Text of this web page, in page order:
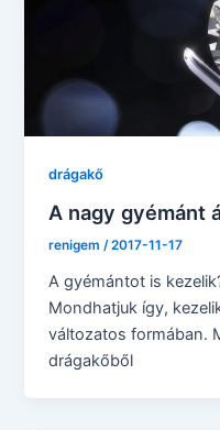
drágakő
A nagy gyémánt
renigem/2017-11-17
A gyémántot is
Mondhatjuk így,
változatos formában.
drágakőből